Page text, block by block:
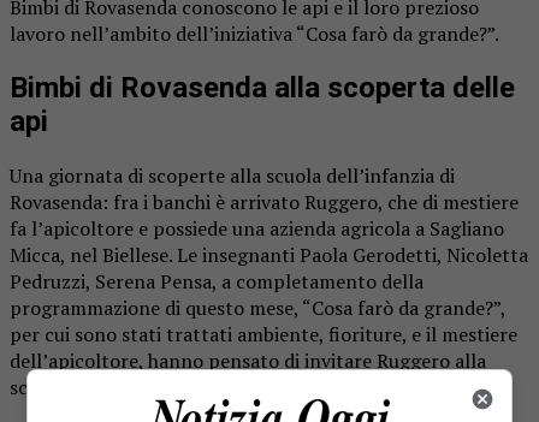
Bimbi di Rovasenda conoscono le api e il loro prezioso
lavoro nell’ambito dell’iniziativa “Cosa farò da grande?”.
Bimbi di Rovasenda alla scoperta delle
api
Una giornata di scoperte alla scuola dell’infanzia di
Rovasenda: fra i banchi è arrivato Ruggero, che di mestiere
fa l’apicoltore e possiede una azienda agricola a Sagliano
Micca, nel Biellese. Le insegnanti Paola Gerodetti, Nicoletta
Pedruzzi, Serena Pensa, a completamento della
programmazione di questo mese, “Cosa farò da grande?”,
per cui sono stati trattati ambiente, fioriture, e il mestiere
dell’apicoltore, hanno pensato di invitare Ruggero alla
scuola dell’infanzia a raccontare il mondo delle api.